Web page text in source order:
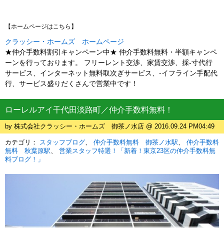
【ホームページはこちら】
クラッシー・ホームズ ホームページ
★仲介手数料割引キャンペーン中★ 仲介手数料無料・半額キャンペ
ーンを行っております。 フリーレント交渉、家賃交渉、採-寸代行
サービス、インターネット無料取次ぎサービス、-イフライン手配代
行、サービス盛りだくさんで営業中です！
ローレルアイ千代田淡路町／仲介手数料無料！
by 株式会社クラッシー・ホームズ 御茶ノ水店 @ 2016.09.24 PM04:49
カテゴリ： スタッフブログ 仲介手数料無料 御茶ノ水駅
仲介手数料
無料 秋葉原駅
営業スタッフ特選！「新着！東京23区の仲介手数料無
料ブログ！」